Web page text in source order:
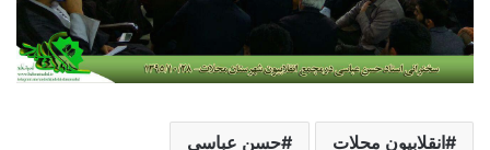
انقلابیون محلات حسن عباسی